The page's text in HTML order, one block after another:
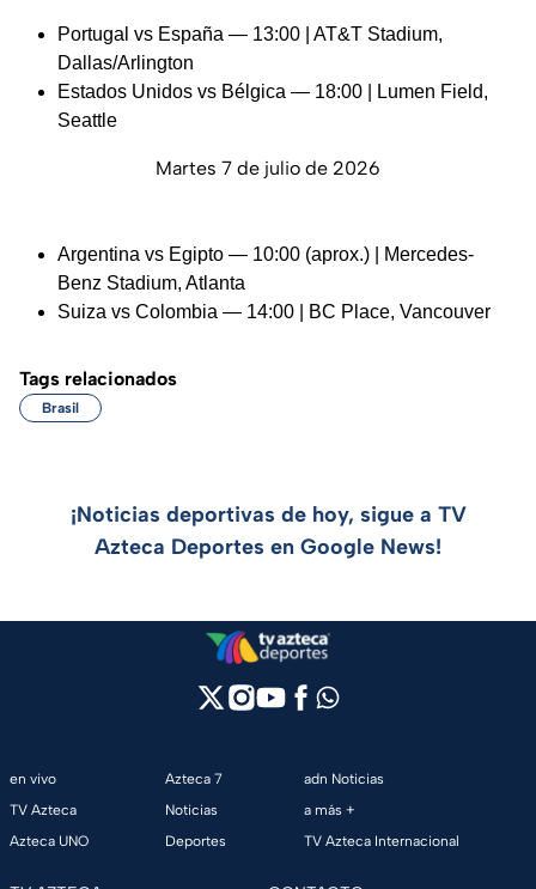
Portugal vs España — 13:00 | AT&T Stadium,
Dallas/Arlington
Estados Unidos vs Bélgica — 18:00 | Lumen Field,
Seattle
Martes 7 de julio de 2026
Argentina vs Egipto — 10:00 (aprox.) | Mercedes-
Benz Stadium, Atlanta
Suiza vs Colombia — 14:00 | BC Place, Vancouver
Tags relacionados
Brasil
¡Noticias deportivas de hoy, sigue a TV
Azteca Deportes en Google News!
en vivo
TV Azteca
Azteca UNO
Azteca 7
Noticias
Deportes
adn Noticias
a más +
TV Azteca Internacional